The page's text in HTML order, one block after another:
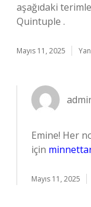
aşağıdaki
Quintuple .
Mayıs 11, 2025
Emine! Her
için
Mayıs 11, 2025